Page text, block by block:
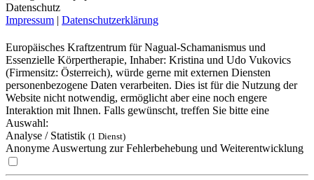
Datenschutz
Impressum | Datenschutzerklärung
Europäisches Kraftzentrum für Nagual-Schamanismus und
Essenzielle Körpertherapie, Inhaber: Kristina und Udo Vukovics
(Firmensitz: Österreich), würde gerne mit externen Diensten
personenbezogene Daten verarbeiten. Dies ist für die Nutzung der
Website nicht notwendig, ermöglicht aber eine noch engere
Interaktion mit Ihnen. Falls gewünscht, treffen Sie bitte eine
Auswahl:
Analyse / Statistik (1 Dienst)
Anonyme Auswertung zur Fehlerbehebung und Weiterentwicklung